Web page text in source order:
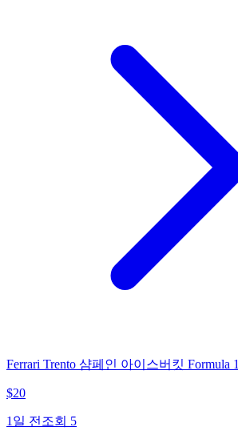
Ferrari Trento 샴페인 아이스버킷 Formula 1
$20
1일 전 조회 5